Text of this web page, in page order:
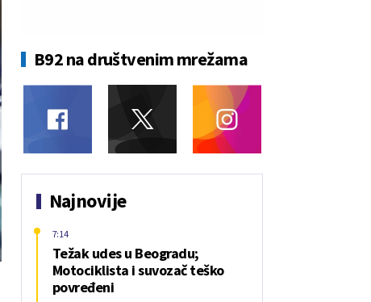
B92 na društvenim mrežama
Najnovije
Težak udes u Beogradu;
Motociklista i suvozač teško
povređeni
7:14